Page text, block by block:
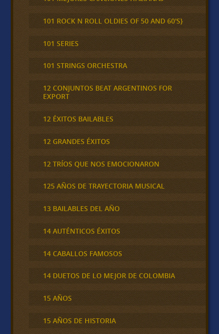
101 ROCK N ROLL OLDIES OF 50 AND 60'S}
101 SERIES
101 STRINGS ORCHESTRA
12 CONJUNTOS BEAT ARGENTINOS FOR
EXPORT
12 ÉXITOS BAILABLES
12 GRANDES ÉXITOS
12 TRÍOS QUE NOS EMOCIONARON
125 AÑOS DE TRAYECTORIA MUSICAL
13 BAILABLES DEL AÑO
14 AUTÉNTICOS ÉXITOS
14 CABALLOS FAMOSOS
14 DUETOS DE LO MEJOR DE COLOMBIA
15 AÑOS
15 AÑOS DE HISTORIA